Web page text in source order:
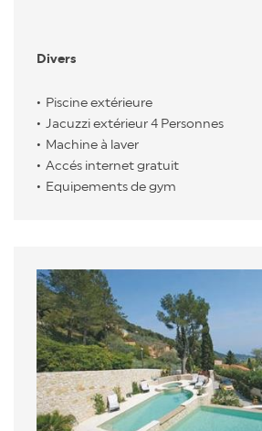
Divers
Piscine extérieure
Jacuzzi extérieur 4 Personnes
Machine à laver
Accés internet gratuit
Equipements de gym